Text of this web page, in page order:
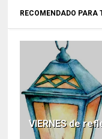
RECOMENDADO PARA
VIERNES de